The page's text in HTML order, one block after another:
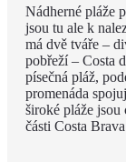
Nádherné pláže
jsou tu ale k
má dvě tváře –
pobřeží – Costa
písečná pláž,
promenáda
široké pláže jsou
části Costa